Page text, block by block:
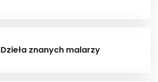
Dzieła znanych malarzy